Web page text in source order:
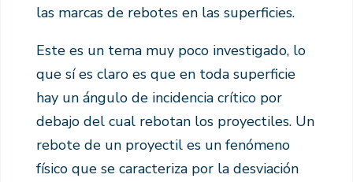
las marcas de rebotes en las superficies.
Este es un tema muy poco investigado, lo
que sí es claro es que en toda superficie
hay un ángulo de incidencia crítico por
debajo del cual rebotan los proyectiles. Un
rebote de un proyectil es un fenómeno
físico que se caracteriza por la desviación